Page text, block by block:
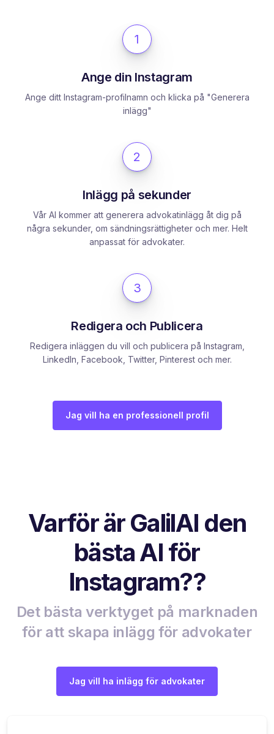
1
Ange din Instagram
Ange ditt Instagram-profilnamn och klicka på "Generera
inlägg"
2
Inlägg på sekunder
Vår AI kommer att generera advokatinlägg åt dig på
några sekunder, om sändningsrättigheter och mer. Helt
anpassat för advokater.
3
Redigera och Publicera
Redigera inläggen du vill och publicera på Instagram,
LinkedIn, Facebook, Twitter, Pinterest och mer.
Jag vill ha en professionell profil
Varför är GalilAI den
bästa AI för
Instagram??
Det bästa verktyget på marknaden
för att skapa inlägg för advokater
Jag vill ha inlägg för advokater